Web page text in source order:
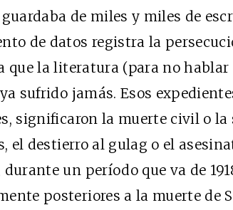
guardaba de miles y miles de
de datos registra la
que la literatura (para no hablar
sufrido jamás. Esos
significaron la muerte civil o
el destierro al gulag o el
un período que va de
posteriores a la muerte de